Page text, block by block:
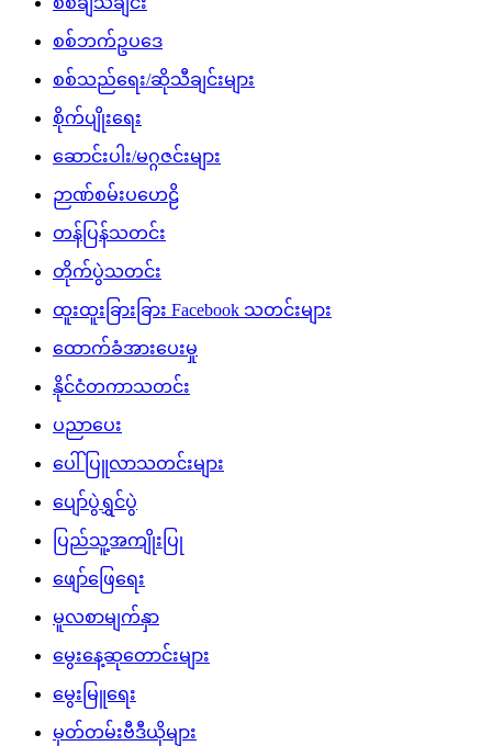
စစ်ဘက်ဥပဒေ
စစ်သည်ရေး/ဆိုသီချင်းများ
စိုက်ပျိုးရေး
ဆောင်းပါး/မဂ္ဂဇင်းများ
ဉာဏ်စမ်းပဟေဠိ
တန်ပြန်သတင်း
တိုက်ပွဲသတင်း
ထူးထူးခြားခြား Facebook သတင်းများ
ထောက်ခံအားပေးမှု
နိုင်ငံတကာသတင်း
ပညာပေး
ပေါ်ပြူလာသတင်းများ
ပျော်ပွဲရွှင်ပွဲ
ပြည်သူ့အကျိုးပြု
ဖျော်ဖြေရေး
မူလစာမျက်နှာ
မွေးနေ့ဆုတောင်းများ
မွေးမြူရေး
မှတ်တမ်းဗီဒီယိုများ